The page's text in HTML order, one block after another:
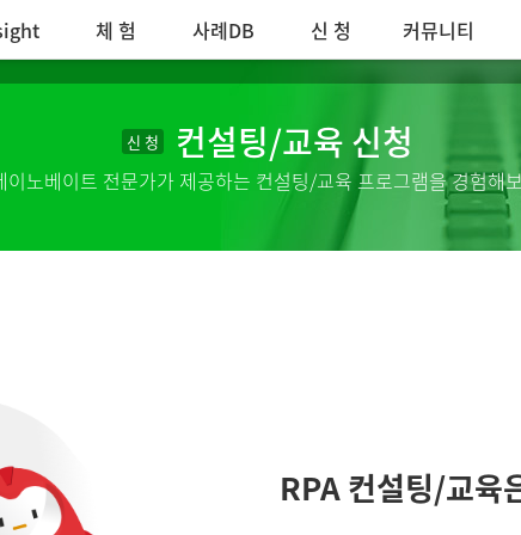
체 험 사례DB 신 청 커뮤니티
신 청 컨설팅/교육 신청
이노베이트 전문가가 제공하는 컨설팅/교육 프로그램을 경험해
RPA 컨설팅/교육